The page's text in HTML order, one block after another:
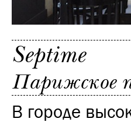
Septime
Парижское
В городе